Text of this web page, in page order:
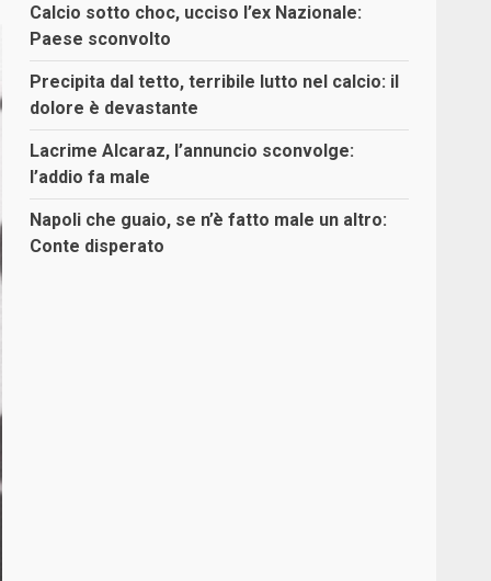
Calcio sotto choc, ucciso l’ex Nazionale:
Paese sconvolto
Precipita dal tetto, terribile lutto nel calcio: il
dolore è devastante
Lacrime Alcaraz, l’annuncio sconvolge:
l’addio fa male
Napoli che guaio, se n’è fatto male un altro:
Conte disperato